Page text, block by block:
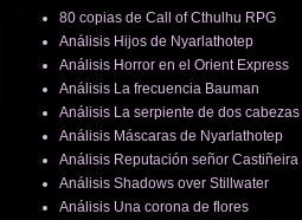
80 copias de Call of Cthulhu RPG
Análisis Hijos de Nyarlathotep
Análisis Horror en el Orient Express
Análisis La frecuencia Bauman
Análisis La serpiente de dos cabezas
Análisis Máscaras de Nyarlathotep
Análisis Reputación señor Castiñeira
Análisis Shadows over Stillwater
Análisis Una corona de flores